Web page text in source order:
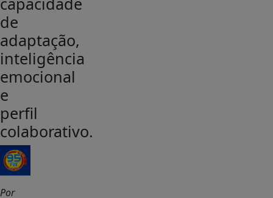
de
adaptação,
inteligência
emocional
e
perfil
colaborativo.
Por